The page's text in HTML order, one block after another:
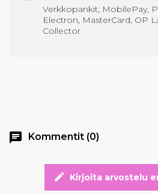
Verkkopankit, MobilePay,
Electron, MasterCard, OP
Collector
chat Kommentit (0)
edit Kirjoita arvostelu